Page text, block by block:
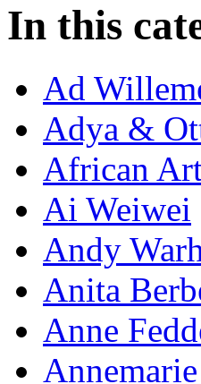
In this
Ad
Adya &
African
Ai Weiwei
Andy
Anita
Anne